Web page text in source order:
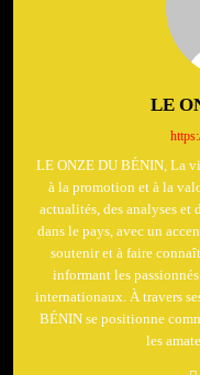
LE
LE ONZE DU BÉNIN, La
à la promotion et à la
actualités, des analyses et
dans le pays, avec un
soutenir et à faire
informant les
internationaux. À travers
BÉNIN se positionne
les